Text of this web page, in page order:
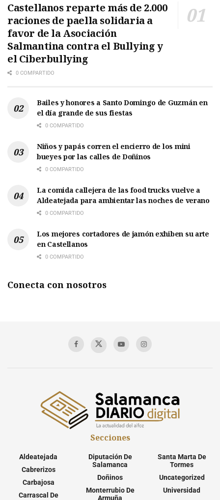
Castellanos reparte más de 2.000
raciones de paella solidaria a
favor de la Asociación
Salmantina contra el Bullying y
el Ciberbullying
0 COMPARTIDO
Bailes y honores a Santo Domingo de Guzmán en
el día grande de sus fiestas
0 COMPARTIDO
Niños y papás corren el encierro de los mini
bueyes por las calles de Doñinos
0 COMPARTIDO
La comida callejera de las food trucks vuelve a
Aldeatejada para ambientar las noches de verano
0 COMPARTIDO
Los mejores cortadores de jamón exhiben su arte
en Castellanos
0 COMPARTIDO
Conecta con nosotros
Secciones
Aldeatejada
Cabrerizos
Carbajosa
Carrascal De
Diputación De
Salamanca
Doñinos
Monterrubio De
Armuña
Santa Marta De
Tormes
Uncategorized
Universidad